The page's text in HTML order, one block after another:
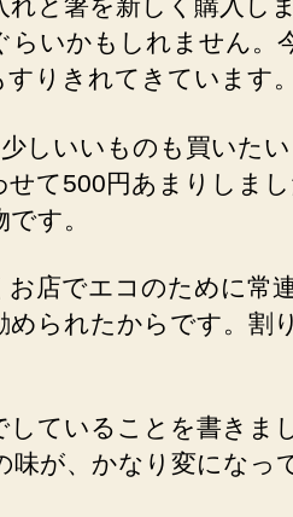
と箸を新しく購入し
らいかもしれません。
りきれてきています。
しいいものも買いた
て500円あまりしまし
す。
店でエコのために常
められたからです。割
していることを書きま
味が、かなり変になっ